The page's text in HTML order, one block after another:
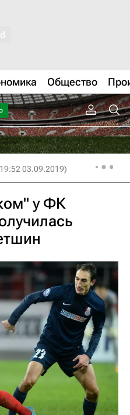
Общество
03.09.2019)
у ФК